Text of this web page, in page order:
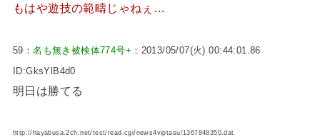
もはや遊技の範疇じゃねぇ…
59：名も無き被検体774号+ ：2013/05/07(火) 00:44:01.86
ID:GksYlB4d0
明日は勝てる
http://hayabusa.2ch.net/test/read.cgi/news4viptasu/1367848350.dat